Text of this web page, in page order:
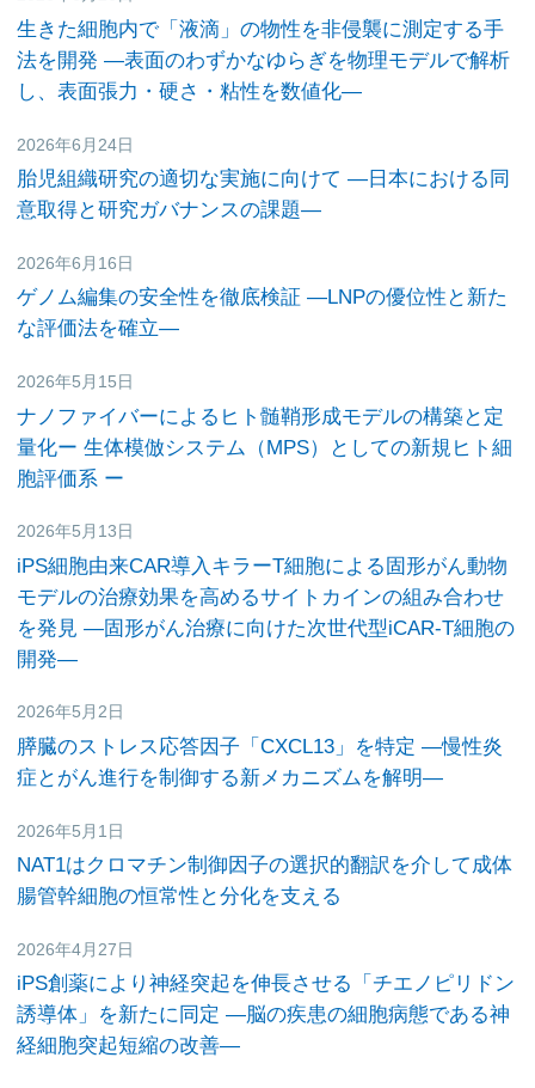
生きた細胞内で「液滴」の物性を非侵襲に測定する手
法を開発―表面のわずかなゆらぎを物理モデルで解析
し、表面張力・硬さ・粘性を数値化―
2026年6月24日
胎児組織研究の適切な実施に向けて ―日本における同
意取得と研究ガバナンスの課題―
2026年6月16日
ゲノム編集の安全性を徹底検証 ―LNPの優位性と新た
な評価法を確立―
2026年5月15日
ナノファイバーによるヒト髄鞘形成モデルの構築と定
量化ー 生体模倣システム（MPS）としての新規ヒト細
胞評価系 ー
2026年5月13日
iPS細胞由来CAR導入キラーT細胞による固形がん動物
モデルの治療効果を高めるサイトカインの組み合わせ
を発見 ―固形がん治療に向けた次世代型iCAR-T細胞の
開発―
2026年5月2日
膵臓のストレス応答因子「CXCL13」を特定 ―慢性炎
症とがん進行を制御する新メカニズムを解明―
2026年5月1日
NAT1はクロマチン制御因子の選択的翻訳を介して成体
腸管幹細胞の恒常性と分化を支える
2026年4月27日
iPS創薬により神経突起を伸長させる「チエノピリドン
誘導体」を新たに同定―脳の疾患の細胞病態である神
経細胞突起短縮の改善―